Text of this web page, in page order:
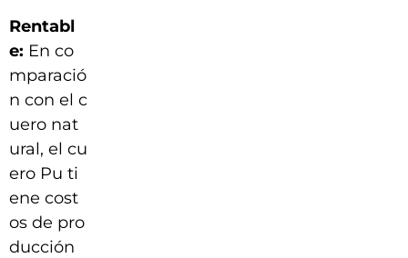
Rentabl
e: En co
mparació
n con el c
uero nat
ural, el cu
ero Pu ti
ene cost
os de pro
ducción